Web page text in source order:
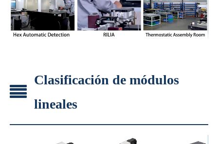
Clasificación de módulos
lineales